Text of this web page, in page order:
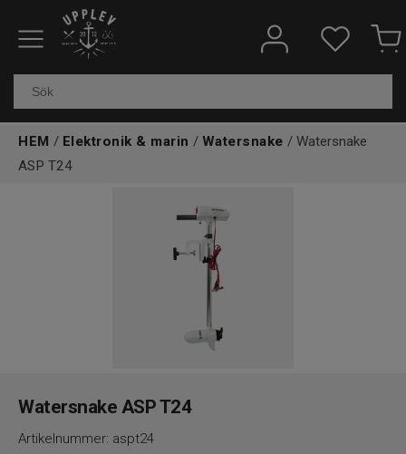
Fiskeredskap
Kläder & skor
HEM / Elektronik & marin / Watersnake / Watersnake
ASP T24
Watersnake ASP T24
Artikelnummer: aspt24